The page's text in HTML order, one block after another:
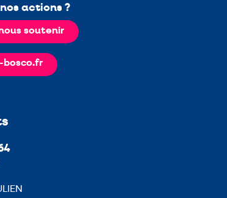
actions ?
soutenir
bosco.fr